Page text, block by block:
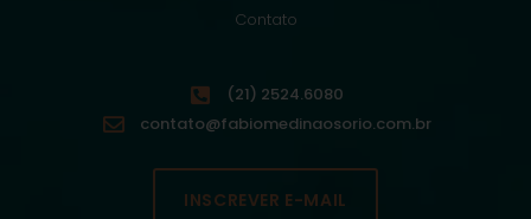
Contato
(21) 2524.6080
contato@fabiomedinaosorio.com.br
INSCREVER E-MAIL